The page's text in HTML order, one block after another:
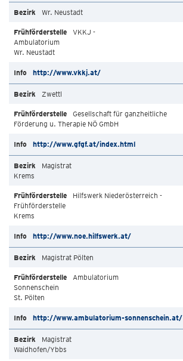
Wr. Neustadt
VKKJ -
Ambulatorium
Wr. Neustadt
http://www.vkkj.at/
Zwettl
Gesellschaft für ganzheitliche
Förderung u. Therapie NÖ GmbH
http://www.gfgf.at/index.html
Magistrat
Krems
Hilfswerk Niederösterreich -
Frühförderstelle
Krems
http://www.noe.hilfswerk.at/
Magistrat Pölten
Ambulatorium
Sonnenschein
St. Pölten
http://www.ambulatorium-sonnenschein.at/
Magistrat
Waidhofen/Ybbs